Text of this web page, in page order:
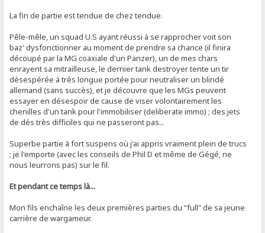
La fin de partie est tendue de chez tendue.
Pêle-mêle, un squad U.S ayant réussi à se rapprocher voit son
baz' dysfonctionner au moment de prendre sa chance (il finira
découpé par la MG coaxiale d'un Panzer), un de mes chars
enrayent sa mitrailleuse, le dernier tank destroyer tente un tir
désespérée à très longue portée pour neutraliser un blindé
allemand (sans succès), et je découvre que les MGs peuvent
essayer en désespoir de cause de viser volontairement les
chenilles d'un tank pour l'immobiliser (deliberate immo) ; des jets
de dés très difficiles qui ne passeront pas...
Superbe partie à fort suspens où j'ai appris vraiment plein de trucs
; je l'emporte (avec les conseils de Phil D et même de Gégé, ne
nous leurrons pas) sur le fil.
Et pendant ce temps là...
Mon fils enchaîne les deux premières parties du "full" de sa jeune
carrière de wargameur.